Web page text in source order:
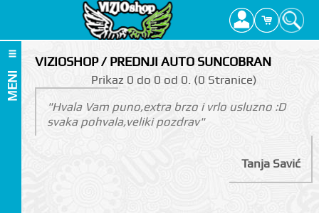
MENI
VIZIOSHOP / PREDNJI AUTO SUNCOBRAN
Prikаz 0 do 0 оd 0. (0 Strаnicе)
"Hvala Vam puno,extra brzo i vrlo usluzno :D
svaka pohvala,veliki pozdrav"
Tanja Savić